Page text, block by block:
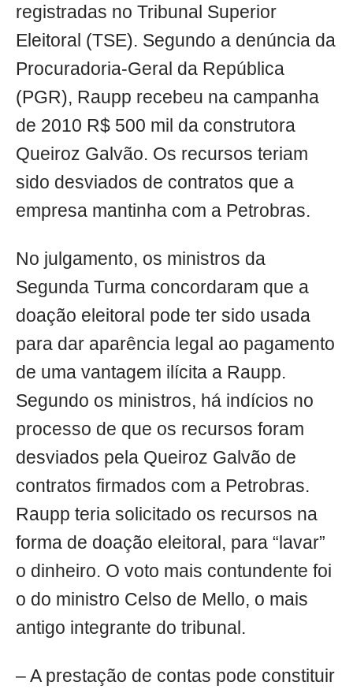
registradas no Tribunal Superior
Eleitoral (TSE). Segundo a denúncia da
Procuradoria-Geral da República
(PGR), Raupp recebeu na campanha
de 2010 R$ 500 mil da construtora
Queiroz Galvão. Os recursos teriam
sido desviados de contratos que a
empresa mantinha com a Petrobras.
No julgamento, os ministros da
Segunda Turma concordaram que a
doação eleitoral pode ter sido usada
para dar aparência legal ao pagamento
de uma vantagem ilícita a Raupp.
Segundo os ministros, há indícios no
processo de que os recursos foram
desviados pela Queiroz Galvão de
contratos firmados com a Petrobras.
Raupp teria solicitado os recursos na
forma de doação eleitoral, para “lavar”
o dinheiro. O voto mais contundente foi
o do ministro Celso de Mello, o mais
antigo integrante do tribunal.
– A prestação de contas pode constituir